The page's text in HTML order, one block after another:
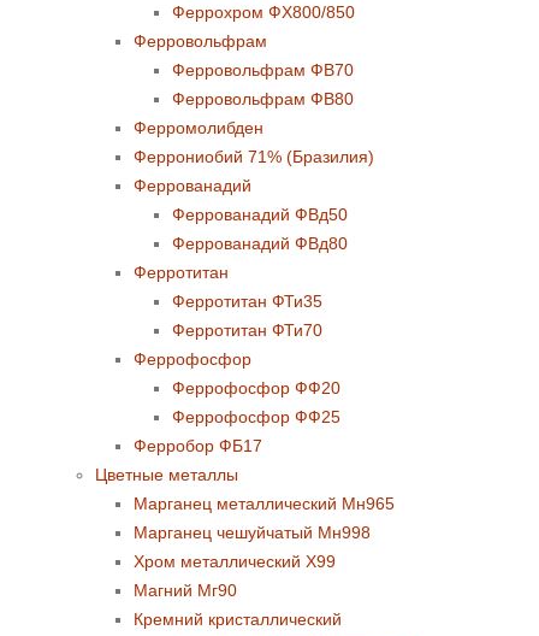
Феррохром ФХ800/850
Ферровольфрам
Ферровольфрам ФВ70
Ферровольфрам ФВ80
Ферромолибден
Феррониобий 71% (Бразилия)
Феррованадий
Феррованадий ФВд50
Феррованадий ФВд80
Ферротитан
Ферротитан ФТи35
Ферротитан ФТи70
Феррофосфор
Феррофосфор ФФ20
Феррофосфор ФФ25
Ферробор ФБ17
Цветные металлы
Марганец металлический Мн965
Марганец чешуйчатый Мн998
Хром металлический Х99
Магний Мг90
Кремний кристаллический